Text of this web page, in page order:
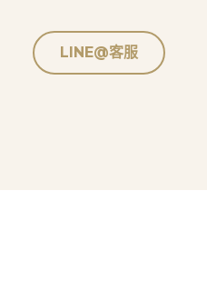
LINE@客服
LINE@客服